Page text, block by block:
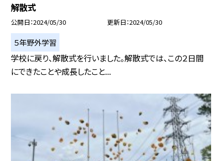
解散式
公開日 2024/05/30 更新日 2024/05/30
５年野外学習
学校に戻り、解散式を行いました。解散式では、この２日間
にできたことや成長したこと...